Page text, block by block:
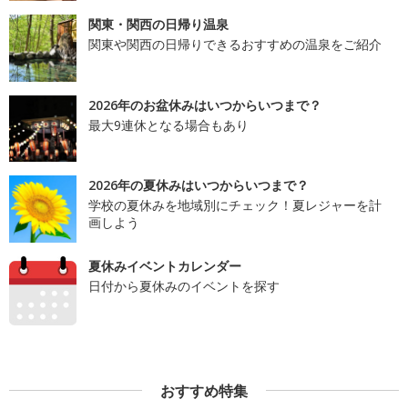
関東・関西の日帰り温泉
関東や関西の日帰りできるおすすめの温泉をご紹介
2026年のお盆休みはいつからいつまで？
最大9連休となる場合もあり
2026年の夏休みはいつからいつまで？
学校の夏休みを地域別にチェック！夏レジャーを計
画しよう
夏休みイベントカレンダー
日付から夏休みのイベントを探す
おすすめ特集